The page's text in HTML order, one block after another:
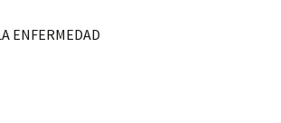
ENFERMEDAD